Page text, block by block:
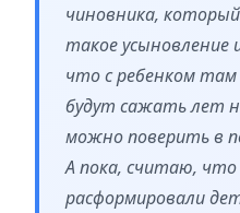
чиновника,
такое
что с ребенком
будут сажать лет
можно поверить в
А пока, считаю, что
расформировали